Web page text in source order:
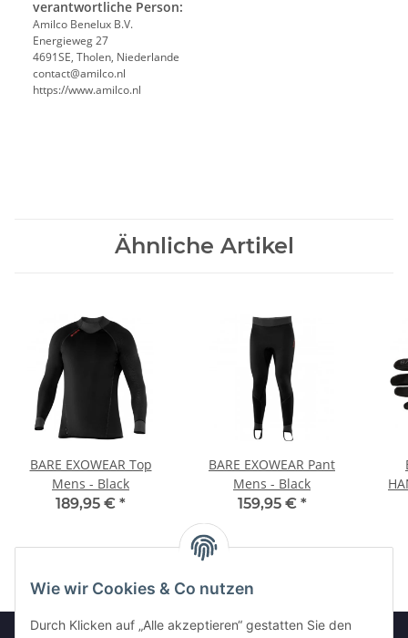
Wie wir Cookies & Co nutzen
Durch Klicken auf „Alle akzeptieren“ gestatten Sie den
verantwortliche Person:
Amilco Benelux B.V.
Energieweg 27
4691SE, Tholen, Niederlande
contact@amilco.nl
https://www.amilco.nl
Ähnliche Artikel
BARE EXOWEAR Top
Mens - Black
189,95 € *
BARE EXOWEAR Pant
Mens - Black
159,95 € *